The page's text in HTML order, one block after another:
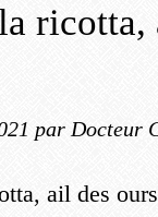
ricotta,
par Docteur